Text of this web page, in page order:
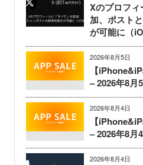
Xのプロフ
加、ポスト
が可能に（
2026年8月5日
【
– 2026年8月
2026年8月4日
【
– 2026年8月
2026年8月4日